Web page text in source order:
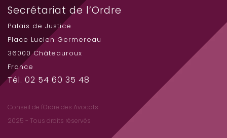
Secrétariat de l’Ordre
Palais de Justice
Place Lucien Germereau
36000 Châteauroux
France
Tél. 02 54 60 35 48
Conseil de l'Ordre des Avocats
2025 - Tous droits réservés